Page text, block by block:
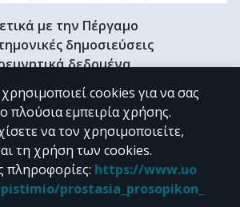
με την Πέργαμο
δημοσιεύσεις
δεδομένα
& Γκρίζα βιβλιογραφία
Προφίλ Ερευνητή
CC BY-NC 4.0
το υλικό της "Περγάμου" διατίθεται
cookies για να σας
πλούσια εμπειρία χρήσης.
να τον χρησιμοποιείτε,
τη χρήση των cookies.
πληροφορίες: https://www.uo
prostasia_prosopikon_